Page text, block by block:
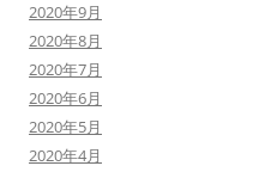
2020年9月
2020年8月
2020年7月
2020年6月
2020年5月
2020年4月